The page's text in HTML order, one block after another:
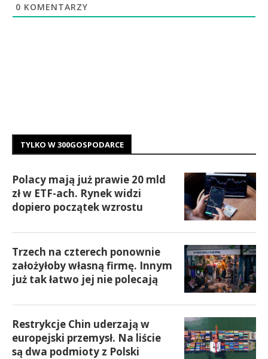
0 KOMENTARZY
TYLKO W 300GOSPODARCE
Polacy mają już prawie 20 mld
zł w ETF-ach. Rynek widzi
dopiero początek wzrostu
Trzech na czterech ponownie
założyłoby własną firmę. Innym
już tak łatwo jej nie polecają
Restrykcje Chin uderzają w
europejski przemysł. Na liście
są dwa podmioty z Polski